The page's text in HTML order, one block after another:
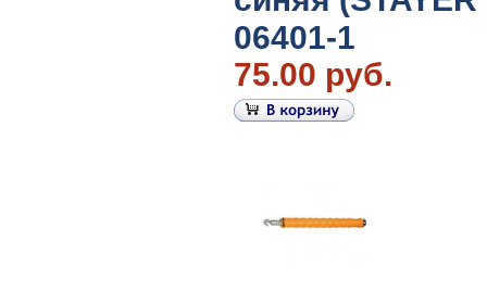
06401-1
75.00 руб.